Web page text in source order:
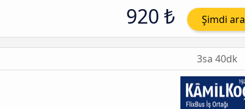
920 ₺ Şimdi ara
3sa 40dk